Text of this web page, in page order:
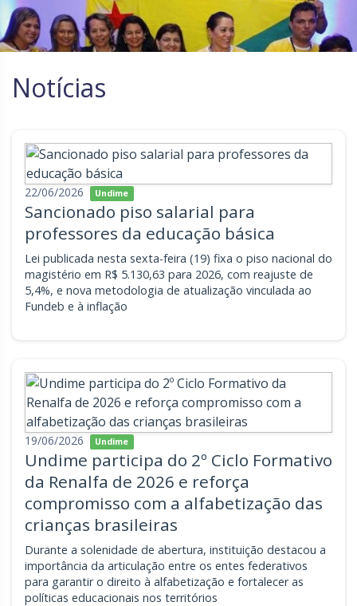
CONTEÚDO
Bahia Ceará
Goiás
Mato Grosso Pará
Paraíba Pernambuco
Piauí Paraná
Rondônia Roraima
Rio Grande do Sul
Tocantins
Notícias
22/06/2026 Undime
Sancionado piso salarial para
professores da educação básica
Lei publicada nesta sexta-feira (19) fixa o piso nacional do
magistério em R$ 5.130,63 para 2026, com reajuste de
5,4%, e nova metodologia de atualização vinculada ao
Fundeb e à inflação
19/06/2026 Undime
Undime participa do 2º Ciclo Formativo
da Renalfa de 2026 e reforça
compromisso com a alfabetização das
crianças brasileiras
Durante a solenidade de abertura, instituição destacou a
importância da articulação entre os entes federativos
para garantir o direito à alfabetização e fortalecer as
políticas educacionais nos territórios